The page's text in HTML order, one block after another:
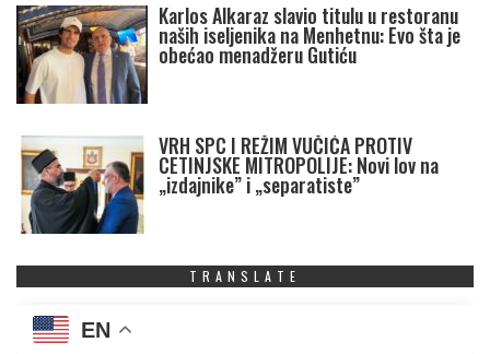
Karlos Alkaraz slavio titulu u restoranu
naših iseljenika na Menhetnu: Evo šta je
obećao menadžeru Gutiću
VRH SPC I REŽIM VUČIĆA PROTIV
CETINJSKE MITROPOLIJE: Novi lov na
„izdajnike” i „separatiste”
TRANSLATE
EN